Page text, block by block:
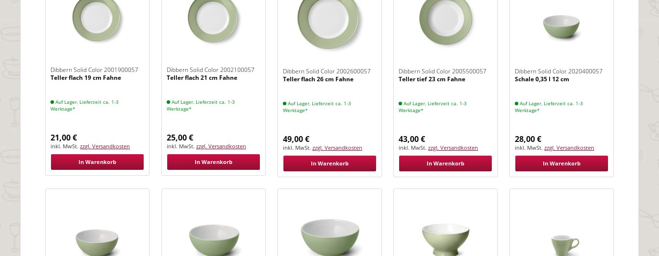
Dibbern Solid Color 2001900057
Khaki
Teller flach 19 cm Fahne
Auf Lager, Lieferzeit ca. 1-3
Werktage*
21,00 €
inkl. MwSt.zzgl. Versandkosten
In Warenkorb
Dibbern Solid Color 2002100057
Khaki
Teller flach 21 cm Fahne
Auf Lager, Lieferzeit ca. 1-3
Werktage*
25,00 €
inkl. MwSt.zzgl. Versandkosten
In Warenkorb
Dibbern Solid Color 2002600057
Khaki
Teller flach 26 cm Fahne
Auf Lager, Lieferzeit ca. 1-3
Werktage*
49,00 €
inkl. MwSt. zzgl. Versandkosten
In Warenkorb
Dibbern Solid Color 2005500057
Khaki
Teller tief 23 cm Fahne
Auf Lager, Lieferzeit ca. 1-3
Werktage*
43,00 €
inkl. MwSt.zzgl. Versandkosten
In Warenkorb
Dibbern Solid Color 2020400057
Khaki
Schale 0,35 l 12 cm
Auf Lager, Lieferzeit ca. 1-3
Werktage*
28,00 €
inkl. MwSt. zzgl. Versandkosten
In Warenkorb